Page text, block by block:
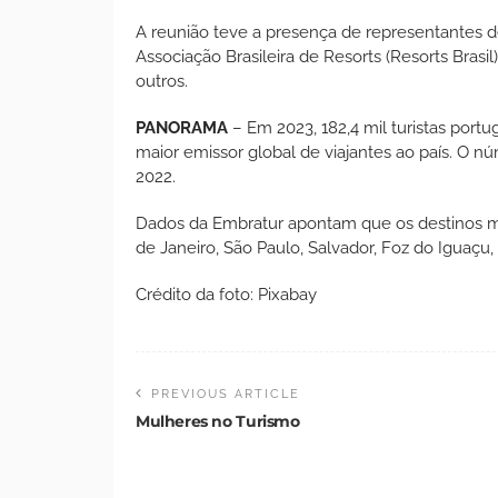
A reunião teve a presença de representantes
Associação Brasileira de Resorts (Resorts
outros.
PANORAMA – Em 2023, 182,4 mil turistas
maior emissor global de viajantes ao país. O
2022.
Dados da Embratur apontam que os destinos
de Janeiro, São Paulo, Salvador, Foz do
Crédito da foto: Pixabay
PREVIOUS ARTICLE
Mulheres no Turismo